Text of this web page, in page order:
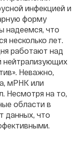
инфекцией и
форму
надеемся, что
несколько лет.
работают над
нейтрализующих
Неважно,
мРНК или
Несмотря на то,
области в
данных, что